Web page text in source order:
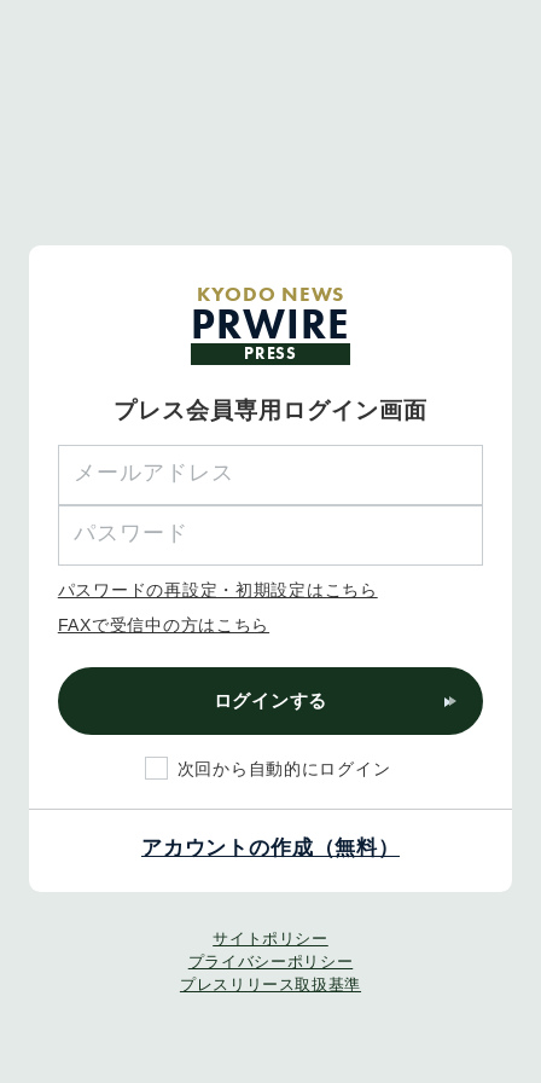
KYODO NEWS
PRWIRE
PRESS
プレス会員専用ログイン画面
パスワードの再設定・初期設定はこちら
FAXで受信中の方はこちら
ログインする
次回から自動的にログイン
アカウントの作成（無料）
サイトポリシー
プライバシーポリシー
プレスリリース取扱基準